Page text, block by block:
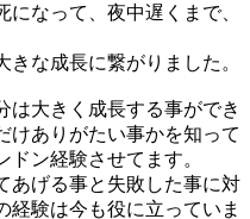
なって、夜中遅くまで、
な成長に繋がりました。
は大きく成長する事ができ
けありがたい事かを知って
ン経験させてます。
あげる事と失敗した事に対
経験は今も役に立っていま